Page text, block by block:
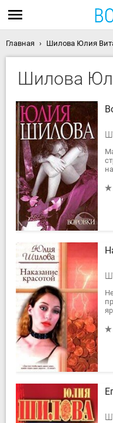
Главная Шилова Юлия
Шилова